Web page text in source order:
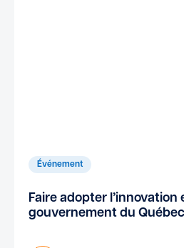
Événement
Faire adopter l’innovation
gouvernement du Québec